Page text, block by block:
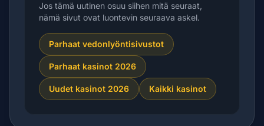
Jos tämä uutinen osuu siihen mitä seuraat,
nämä sivut ovat luontevin seuraava askel.
Parhaat vedonlyöntisivustot
Parhaat kasinot 2026
Uudet kasinot 2026 Kaikki kasinot